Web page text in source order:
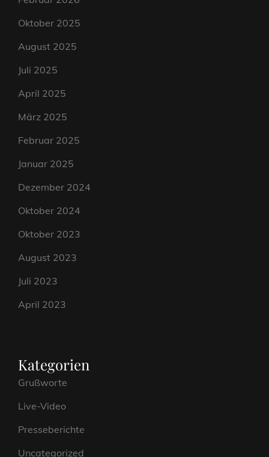
Oktober 2025
August 2025
Juli 2025
April 2025
März 2025
Februar 2025
Januar 2025
Dezember 2024
Oktober 2024
Oktober 2023
August 2023
Juli 2023
April 2023
Kategorien
Grußworte
Live-Video
Presseberichte
Uncategorized